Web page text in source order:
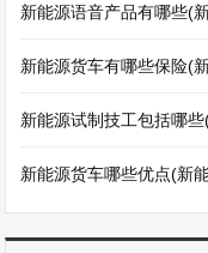
新能源语音产品有哪些(
新能源货车有哪些保险(
新能源试制技工包括哪
新能源货车哪些优点(新